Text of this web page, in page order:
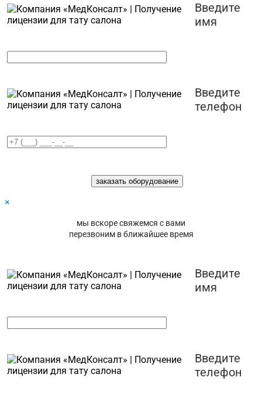
Введите
имя
Введите
телефон
×
мы вскоре свяжемся с вами
перезвоним в ближайшее время
Введите
имя
Введите
телефон